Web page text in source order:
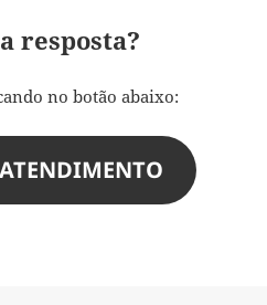
resposta?
no botão abaixo: